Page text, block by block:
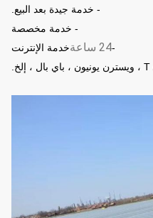
- خدمة جيدة بعد البيع.
- خدمة مخصصة
-24 ساعة
خدمة الإنترنت